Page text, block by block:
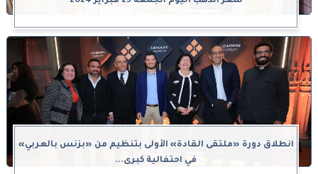
انطلاق دورة «ملتقى القادة» الأولى بتنظيم من «بزنس بالعربي»
في احتفالية كبرى...